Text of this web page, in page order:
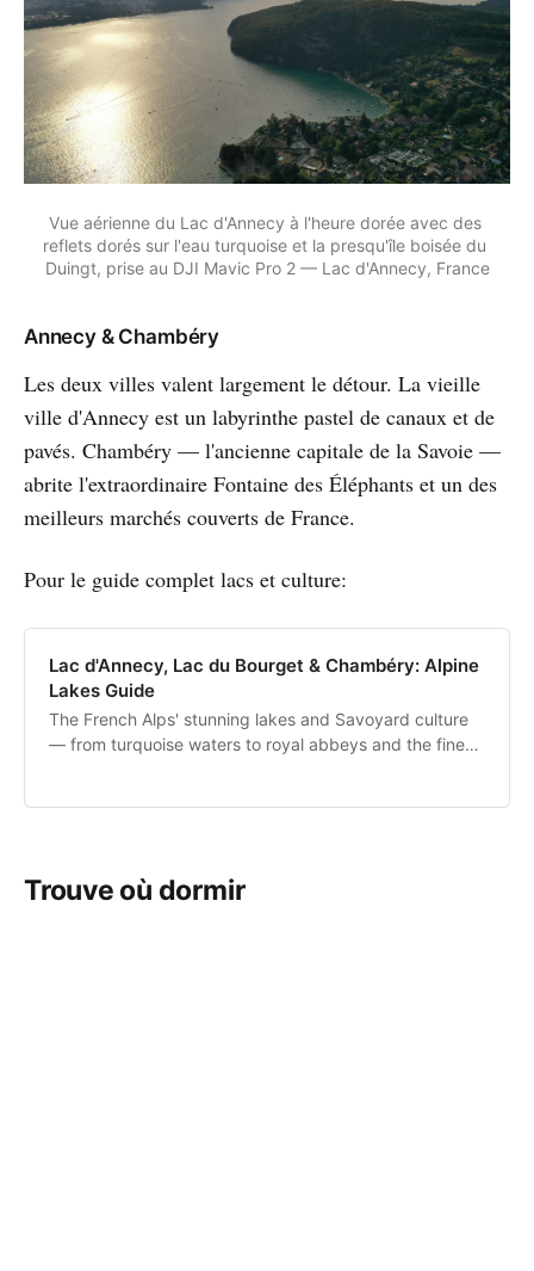
Vue aérienne du Lac d'Annecy à l'heure dorée avec des
reflets dorés sur l'eau turquoise et la presqu'île boisée du
Duingt, prise au DJI Mavic Pro 2 — Lac d'Annecy, France
Annecy & Chambéry
Les deux villes valent largement le détour. La vieille
ville d'Annecy est un labyrinthe pastel de canaux et de
pavés. Chambéry — l'ancienne capitale de la Savoie —
abrite l'extraordinaire Fontaine des Éléphants et un des
meilleurs marchés couverts de France.
Pour le guide complet lacs et culture:
Lac d'Annecy, Lac du Bourget & Chambéry: Alpine
Lakes Guide
The French Alps' stunning lakes and Savoyard culture
— from turquoise waters to royal abbeys and the finest
Trouve où dormir